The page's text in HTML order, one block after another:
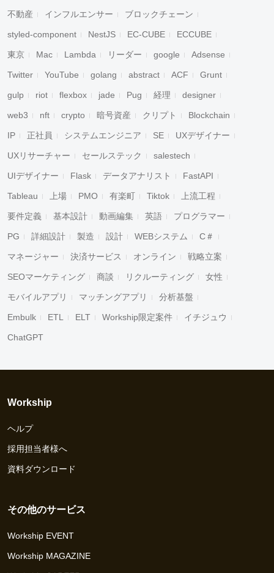
不動産 インフルエンサー ブロックチェーン
styled-component NestJS EC-CUBE ECCUBE
東京 Mac Lambda リーダー google Adsense
Twitter YouTube golang abstract ACF Grunt
gulp riot flexbox jade Pug 経理 designer
web3 nft crypto 暗号資産 クリプト Blockchain
IP 正社員 システムエンジニア SE UXデザイナー
UXリサーチャー セールステック salestech
UIデザイナー Flask データアナリスト FastAPI
Tableau 上場 PMO 有楽町 Tiktok 上流工程
要件定義 基本設計 動画編集 英語 プログラマー
PG 詳細設計 製造 設計 WEBシステム C＃
マネージャー 決済サービス オンライン 戦略立案
SEOマーケティング 商談 リクルーティング 女性
モバイルアプリ マッチングアプリ 分析基盤
Embulk ETL ELT Workship限定案件 イチジュウ
ChatGPT
Workship
ヘルプ
採用担当者様へ
資料ダウンロード
その他のサービス
Workship EVENT
Workship MAGAZINE